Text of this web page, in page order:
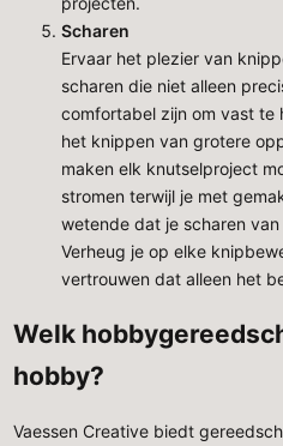
Scharen
Ervaar het plezier van
scharen die niet alleen
comfortabel zijn om vast te
het knippen van grotere
maken elk knutselproject
stromen terwijl je met
wetende dat je scharen
Verheug je op elke
vertrouwen dat alleen het
Welk
hobby?
Vaessen Creative biedt